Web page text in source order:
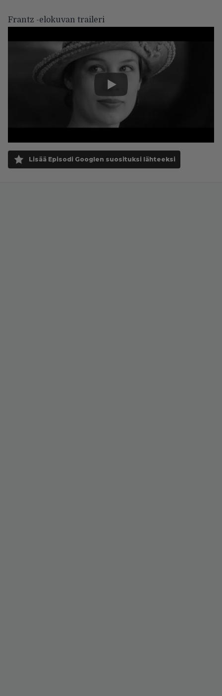
Frantz -elokuvan traileri
Lisää Episodi Googlen suosituksi lähteeksi